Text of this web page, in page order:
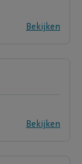
Bekijken
Bekijken